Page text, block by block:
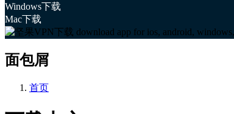
Windows下载
Mac下载
面包屑
首页